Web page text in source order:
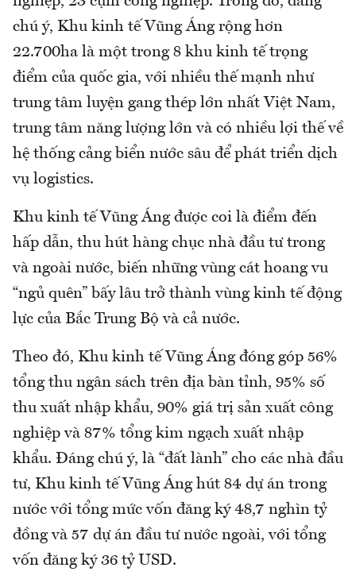
chú ý, Khu kinh tế Vũng Áng rộng hơn
22.700ha là một trong 8 khu kinh tế trọng
điểm của quốc gia, với nhiều thế mạnh như
trung tâm luyện gang thép lớn nhất Việt Nam,
trung tâm năng lượng lớn và có nhiều lợi thế về
hệ thống cảng biển nước sâu để phát triển dịch
vụ logistics.
Khu kinh tế Vũng Áng được coi là điểm đến
hấp dẫn, thu hút hàng chục nhà đầu tư trong
và ngoài nước, biến những vùng cát hoang vu
“ngủ quên” bấy lâu trở thành vùng kinh tế động
lực của Bắc Trung Bộ và cả nước.
Theo đó, Khu kinh tế Vũng Áng đóng góp 56%
tổng thu ngân sách trên địa bàn tỉnh, 95% số
thu xuất nhập khẩu, 90% giá trị sản xuất công
nghiệp và 87% tổng kim ngạch xuất nhập
khẩu. Đáng chú ý, là “đất lành” cho các nhà đầu
tư, Khu kinh tế Vũng Áng hút 84 dự án trong
nước với tổng mức vốn đăng ký 48,7 nghìn tỷ
đồng và 57 dự án đầu tư nước ngoài, với tổng
vốn đăng ký 36 tỷ USD.